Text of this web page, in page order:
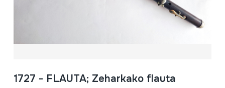
1727 - FLAUTA; Zeharkako flauta